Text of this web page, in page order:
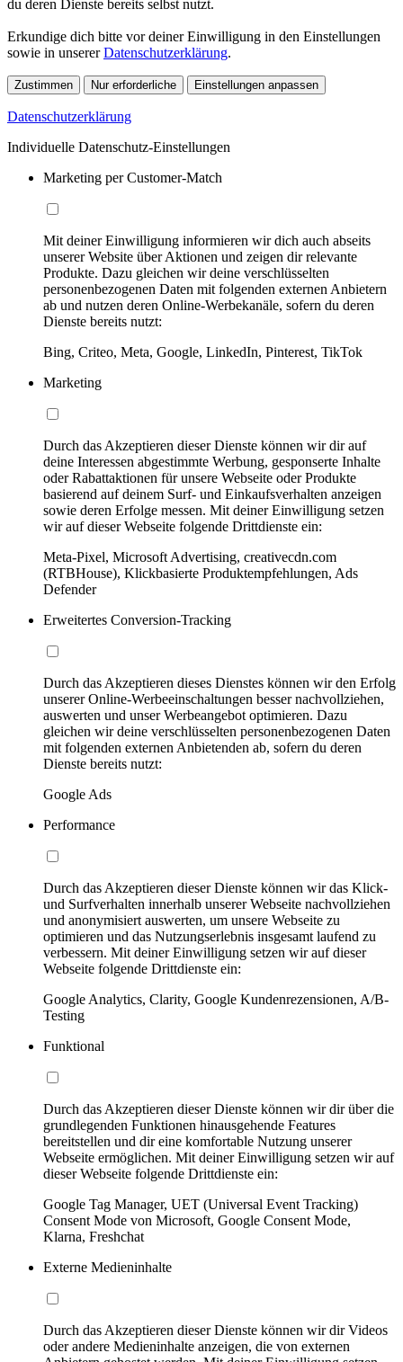
du deren Dienste bereits selbst nutzt.
Erkundige dich bitte vor deiner Einwilligung in den Einstellungen
sowie in unsererDatenschutzerklärung.
Zustimmen Nur erforderliche Einstellungen anpassen
Datenschutzerklärung
Individuelle Datenschutz-Einstellungen
Marketing per Customer-Match
Mit deiner Einwilligung informieren wir dich auch abseits
unserer Website über Aktionen und zeigen dir relevante
Produkte. Dazu gleichen wir deine verschlüsselten
personenbezogenen Daten mit folgenden externen Anbietern
ab und nutzen deren Online-Werbekanäle, sofern du deren
Dienste bereits nutzt:
Bing, Criteo, Meta, Google, LinkedIn, Pinterest, TikTok
Marketing
Durch das Akzeptieren dieser Dienste können wir dir auf
deine Interessen abgestimmte Werbung, gesponserte Inhalte
oder Rabattaktionen für unsere Webseite oder Produkte
basierend auf deinem Surf- und Einkaufsverhalten anzeigen
sowie deren Erfolge messen. Mit deiner Einwilligung setzen
wir auf dieser Webseite folgende Drittdienste ein:
Meta-Pixel, Microsoft Advertising, creativecdn.com
(RTBHouse), Klickbasierte Produktempfehlungen, Ads
Defender
Erweitertes Conversion-Tracking
Durch das Akzeptieren dieses Dienstes können wir den Erfolg
unserer Online-Werbeeinschaltungen besser nachvollziehen,
auswerten und unser Werbeangebot optimieren. Dazu
gleichen wir deine verschlüsselten personenbezogenen Daten
mit folgenden externen Anbietenden ab, sofern du deren
Dienste bereits nutzt:
Google Ads
Performance
Durch das Akzeptieren dieser Dienste können wir das Klick-
und Surfverhalten innerhalb unserer Webseite nachvollziehen
und anonymisiert auswerten, um unsere Webseite zu
optimieren und das Nutzungserlebnis insgesamt laufend zu
verbessern. Mit deiner Einwilligung setzen wir auf dieser
Webseite folgende Drittdienste ein:
Google Analytics, Clarity, Google Kundenrezensionen, A/B-
Testing
Funktional
Durch das Akzeptieren dieser Dienste können wir dir über die
grundlegenden Funktionen hinausgehende Features
bereitstellen und dir eine komfortable Nutzung unserer
Webseite ermöglichen. Mit deiner Einwilligung setzen wir auf
dieser Webseite folgende Drittdienste ein:
Google Tag Manager, UET (Universal Event Tracking)
Consent Mode von Microsoft, Google Consent Mode,
Klarna, Freshchat
Externe Medieninhalte
Durch das Akzeptieren dieser Dienste können wir dir Videos
oder andere Medieninhalte anzeigen, die von externen